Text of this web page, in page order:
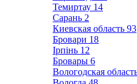
Темиртау 14
Сарань 2
Киевская область 93
Бровари 18
Ірпінь 12
Бровары 6
Вологодская